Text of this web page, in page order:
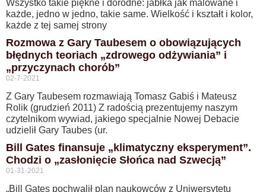
Wszystko takie piękne i dorodne: jabłka jak malowane i
każde, jedno w jedno, takie same. Wielkość i kształt i kolor,
każde z tej samej strony
Rozmowa z Gary Taubesem o obowiązujących
błędnych teoriach „zdrowego odżywiania” i
„przyczynach chorób”
02-7-2021
Z Gary Taubesem rozmawiają Tomasz Gabiś i Mateusz
Rolik (grudzień 2011) Z radością prezentujemy naszym
czytelnikom wywiad, jakiego specjalnie Nowej Debacie
udzielił Gary Taubes (ur.
Bill Gates finansuje „klimatyczny eksperyment”.
Chodzi o „zasłonięcie Słońca nad Szwecją”
01-31-2021
​„Bill Gates pochwalił plan naukowców z Uniwersytetu